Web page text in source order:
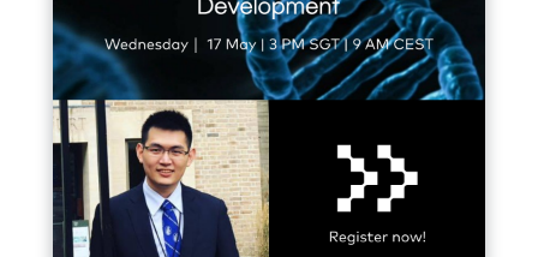
施設・アクセス
FAQ
イベントお知らせメール登録